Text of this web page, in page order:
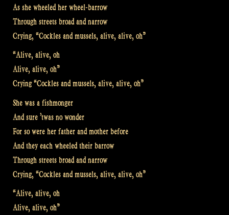
As she wheeled her wheel-barrow
Through streets broad and narrow
Crying, “Cockles and mussels, alive, alive, oh”
“Alive, alive, oh
Alive, alive, oh”
Crying “Cockles and mussels, alive, alive, oh”
She was a fishmonger
And sure ’twas no wonder
For so were her father and mother before
And they each wheeled their barrow
Through streets broad and narrow
Crying, “Cockles and mussels, alive, alive, oh”
“Alive, alive, oh
Alive, alive, oh”